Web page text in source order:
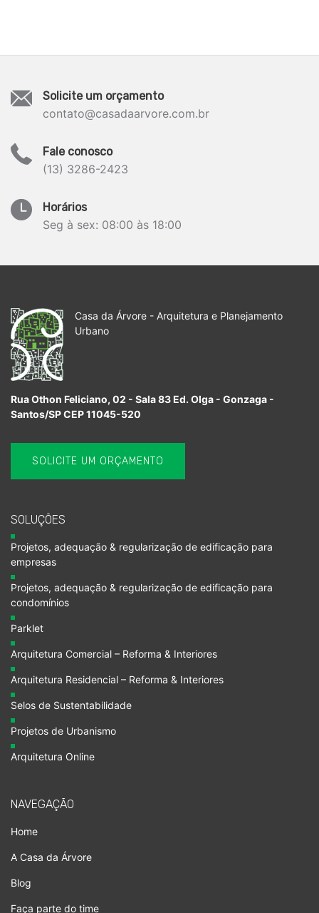
Solicite um orçamento
contato@casadaarvore.com.br
Fale conosco
(13) 3286-2423
Horários
Seg à sex: 08:00 às 18:00
Casa da Árvore - Arquitetura e Planejamento
Urbano
Rua Othon Feliciano, 02 - Sala 83 Ed. Olga - Gonzaga -
Santos/SP CEP 11045-520
SOLICITE UM ORÇAMENTO
SOLUÇÕES
Projetos, adequação & regularização de edificação para
empresas
Projetos, adequação & regularização de edificação para
condomínios
Parklet
Arquitetura Comercial – Reforma & Interiores
Arquitetura Residencial – Reforma & Interiores
Selos de Sustentabilidade
Projetos de Urbanismo
Arquitetura Online
NAVEGAÇÃO
Home
A Casa da Árvore
Blog
Faça parte do time